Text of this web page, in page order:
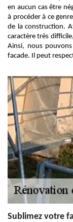
en aucun cas être
à procéder à ce
de la construction.
caractère très
Ainsi, nous
facade. Il peut
Sublimez votre